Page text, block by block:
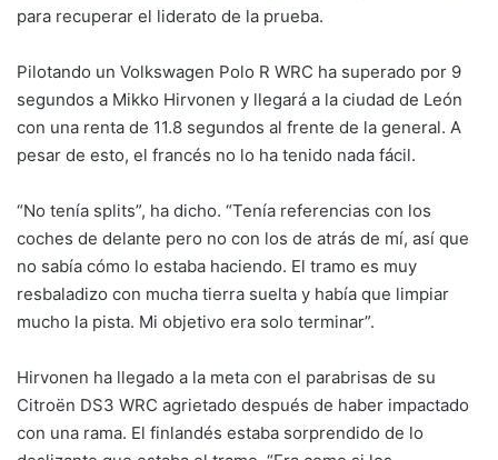
para recuperar el liderato de la prueba.
Pilotando un Volkswagen Polo R WRC ha superado por 9
segundos a Mikko Hirvonen y llegará a la ciudad de León
con una renta de 11.8 segundos al frente de la general. A
pesar de esto, el francés no lo ha tenido nada fácil.
“No tenía splits”, ha dicho. “Tenía referencias con los
coches de delante pero no con los de atrás de mí, así que
no sabía cómo lo estaba haciendo. El tramo es muy
resbaladizo con mucha tierra suelta y había que limpiar
mucho la pista. Mi objetivo era solo terminar”.
Hirvonen ha llegado a la meta con el parabrisas de su
Citroën DS3 WRC agrietado después de haber impactado
con una rama. El finlandés estaba sorprendido de lo